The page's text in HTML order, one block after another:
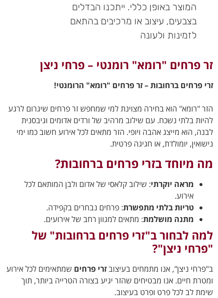
המוצר באופן כללי. ייתכנו הבדלים
בצבעים, עיצוב או מרכיבים בהתאם
לזמינות ולעונה
זר פרחים "רומא" רומנטי – פרחי ניצן
זרי פרחים ברחובות – זר פרחים "רומא" הרומנטי!
הזר "רומא" הוא בחירה מצוינת למי שמחפש זר פרחים שיגרום לרגע
להיות בלתי נשכח. עם שילוב מרהיב של ורדים אדומים וגיבסנית
לבנה, הוא מייצג אהבה ויופי. הזר מתאים לכל אירוע חשוב כמו ימי
נישואין, יומולדת, או חגיגה פרטית.
מה מיוחד בזרי פרחים ברחובות?
מראה יוקרתי: שילוב קלאסי של אדום ולבן המותאם לכל
אירוע.
טריות בלתי מתפשרת: פרחים נבחרים בקפידה.
מתנה מושלמת: מתאים למגוון רחב של אירועים.
למה לבחור ב"זרי פרחים ברחובות" של
"פרחי ניצן"?
ב"פרחי ניצן", אנו מתמחים בעיצובזרי פרחים שמתאימים לכל אירוע
ומטרת חיים. אנו מבטיחים שהזר יגיע בצורה הטרייה ביותר, תוך
שימת לב לכל פרט ופרט בעיצוב.